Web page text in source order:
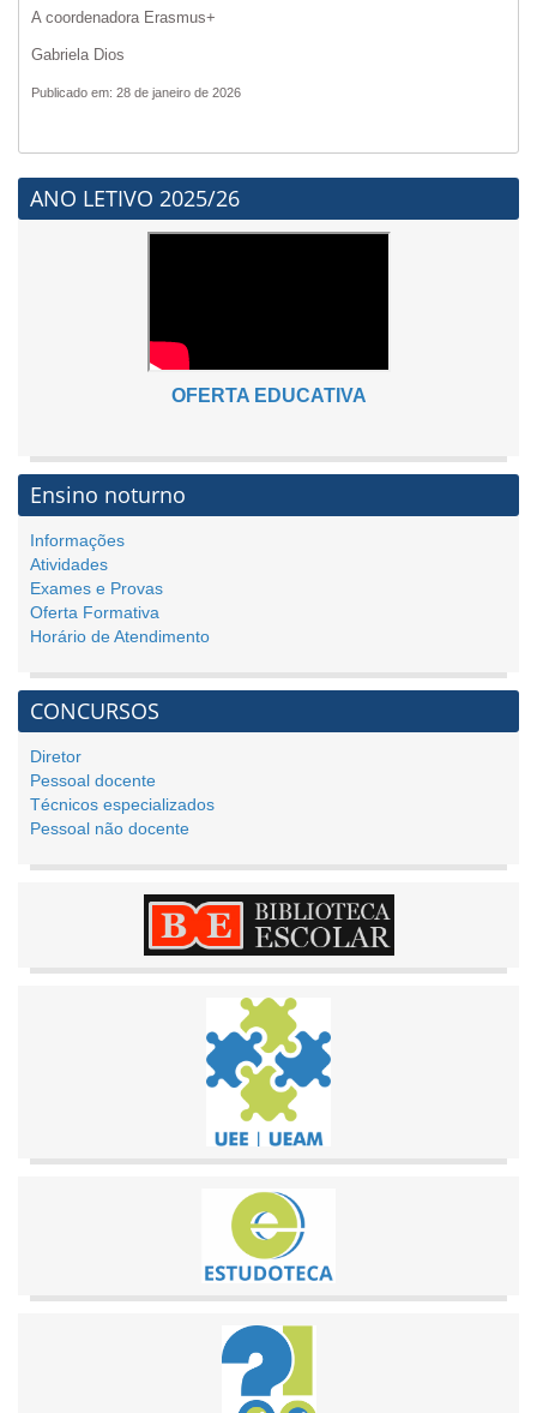
A coordenadora Erasmus+
Gabriela Dios
Publicado em: 28 de janeiro de 2026
ANO LETIVO 2025/26
OFERTA EDUCATIVA
Ensino noturno
Informações
Atividades
Exames e Provas
Oferta Formativa
Horário de Atendimento
CONCURSOS
Diretor
Pessoal docente
Técnicos especializados
Pessoal não docente